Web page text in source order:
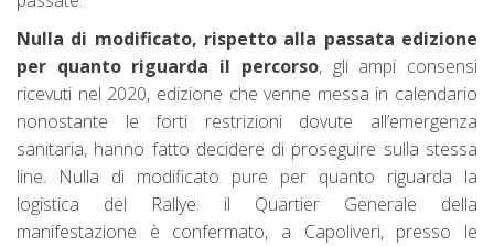
Nulla di modificato, rispetto alla passata edizione
per quanto riguarda il percorso, gli ampi consensi
ricevuti nel 2020, edizione che venne messa in calendario
nonostante le forti restrizioni dovute all’emergenza
sanitaria, hanno fatto decidere di proseguire sulla stessa
line. Nulla di modificato pure per quanto riguarda la
logistica del Rallye: il Quartier Generale della
manifestazione è confermato, a Capoliveri, presso le